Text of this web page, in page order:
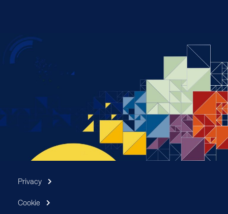
Privacy
Cookie